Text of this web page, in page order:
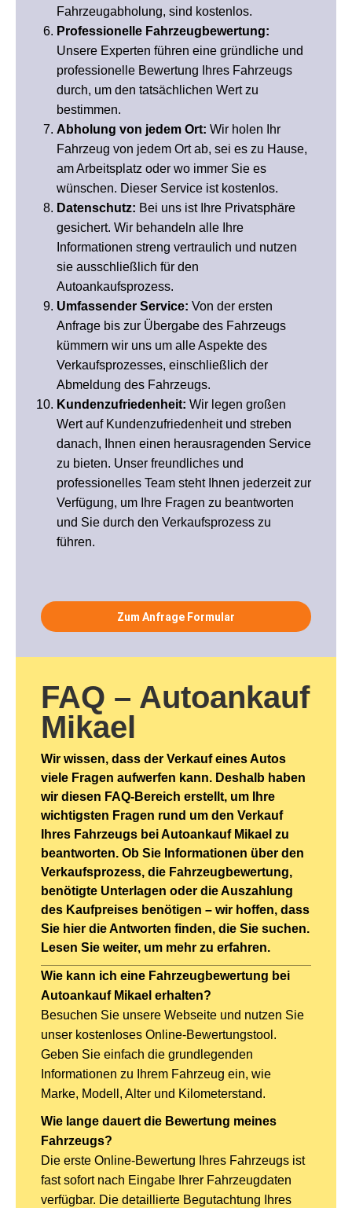
Fahrzeugabholung, sind kostenlos.
Professionelle Fahrzeugbewertung:
Unsere Experten führen eine gründliche und
professionelle Bewertung Ihres Fahrzeugs
durch, um den tatsächlichen Wert zu
bestimmen.
Abholung von jedem Ort: Wir holen Ihr
Fahrzeug von jedem Ort ab, sei es zu Hause,
am Arbeitsplatz oder wo immer Sie es
wünschen. Dieser Service ist kostenlos.
Datenschutz: Bei uns ist Ihre Privatsphäre
gesichert. Wir behandeln alle Ihre
Informationen streng vertraulich und nutzen
sie ausschließlich für den
Autoankaufsprozess.
Umfassender Service: Von der ersten
Anfrage bis zur Übergabe des Fahrzeugs
kümmern wir uns um alle Aspekte des
Verkaufsprozesses, einschließlich der
Abmeldung des Fahrzeugs.
Kundenzufriedenheit: Wir legen großen
Wert auf Kundenzufriedenheit und streben
danach, Ihnen einen herausragenden Service
zu bieten. Unser freundliches und
professionelles Team steht Ihnen jederzeit zur
Verfügung, um Ihre Fragen zu beantworten
und Sie durch den Verkaufsprozess zu
führen.
Zum Anfrage Formular
FAQ – Autoankauf
Mikael
Wir wissen, dass der Verkauf eines Autos
viele Fragen aufwerfen kann. Deshalb haben
wir diesen FAQ-Bereich erstellt, um Ihre
wichtigsten Fragen rund um den Verkauf
Ihres Fahrzeugs bei Autoankauf Mikael zu
beantworten. Ob Sie Informationen über den
Verkaufsprozess, die Fahrzeugbewertung,
benötigte Unterlagen oder die Auszahlung
des Kaufpreises benötigen – wir hoffen, dass
Sie hier die Antworten finden, die Sie suchen.
Lesen Sie weiter, um mehr zu erfahren.
Wie kann ich eine Fahrzeugbewertung bei
Autoankauf Mikael erhalten?
Besuchen Sie unsere Webseite und nutzen Sie
unser kostenloses Online-Bewertungstool.
Geben Sie einfach die grundlegenden
Informationen zu Ihrem Fahrzeug ein, wie
Marke, Modell, Alter und Kilometerstand.
Wie lange dauert die Bewertung meines
Fahrzeugs?
Die erste Online-Bewertung Ihres Fahrzeugs ist
fast sofort nach Eingabe Ihrer Fahrzeugdaten
verfügbar. Die detaillierte Begutachtung Ihres